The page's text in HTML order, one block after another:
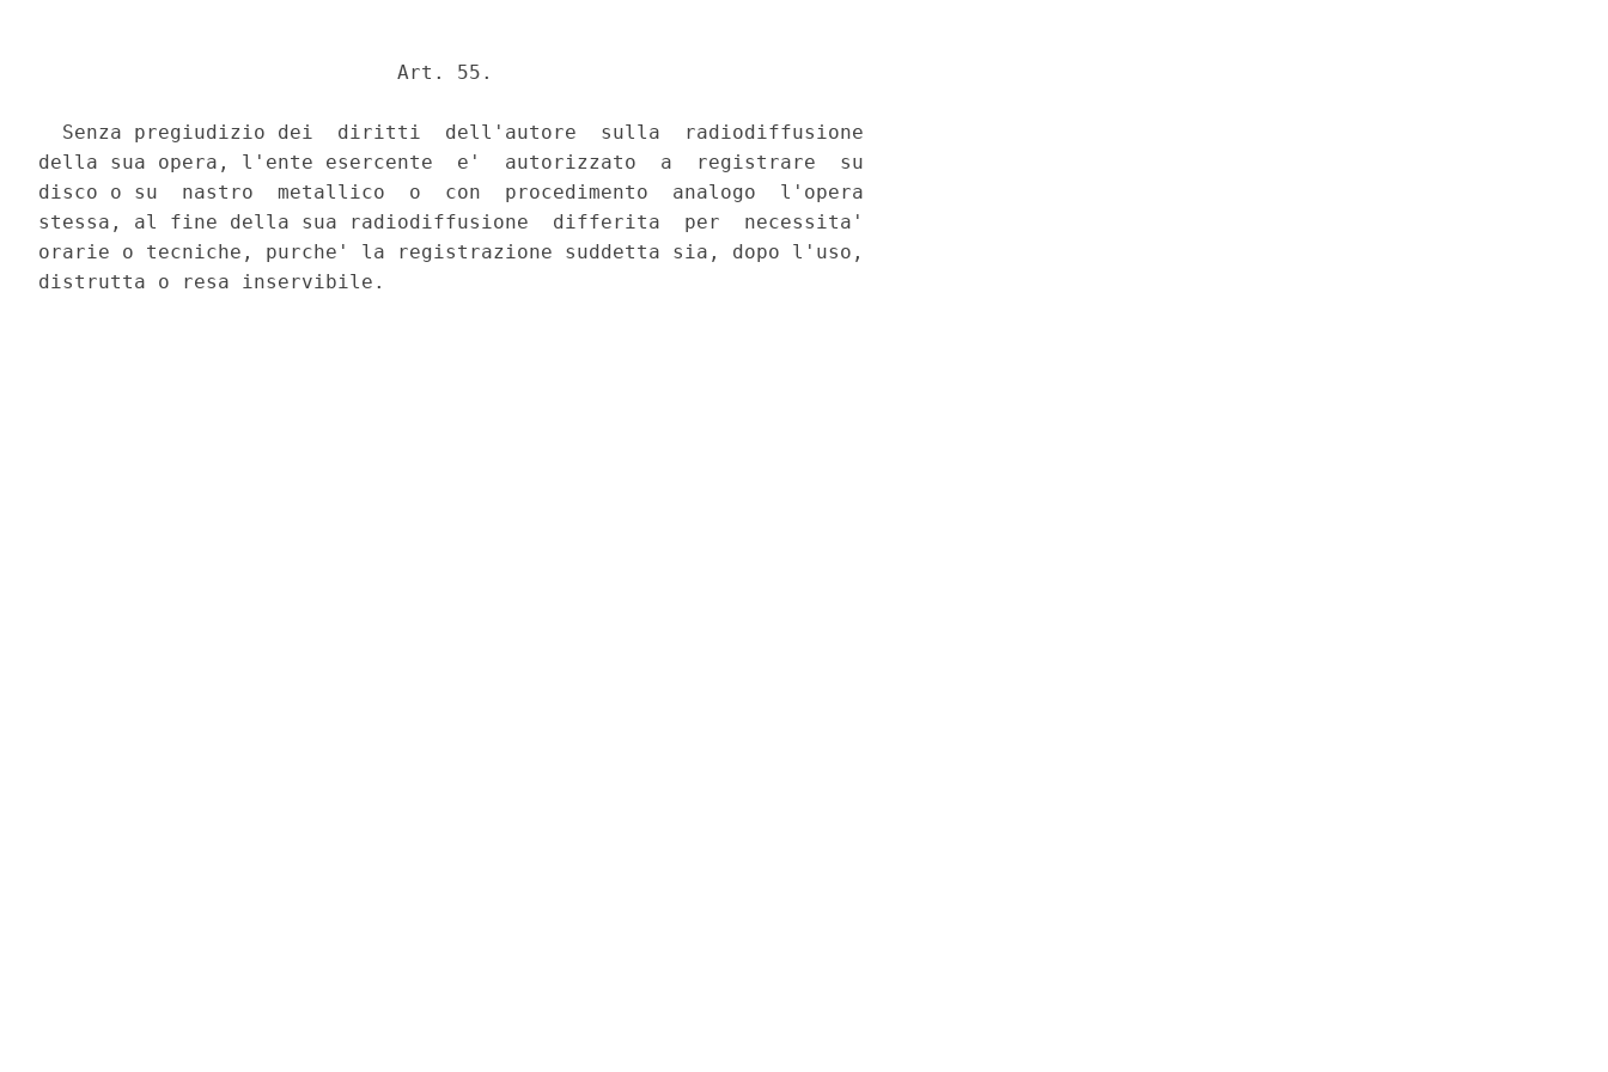
                              Art. 55.
  Senza pregiudizio dei  diritti  dell'autore  sulla  radiodiffusione
della sua opera, l'ente esercente  e'  autorizzato  a  registrare  su
disco o su  nastro  metallico  o  con  procedimento  analogo  l'opera
stessa, al fine della sua radiodiffusione  differita  per  necessita'
orarie o tecniche, purche' la registrazione suddetta sia, dopo l'uso,